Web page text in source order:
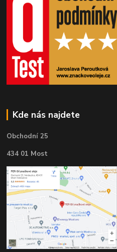
Kde nás najdete
Obchodní 25
434 01 Most